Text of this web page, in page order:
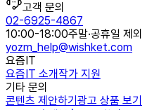
고객 문의
02-6925-4867
10:00-18:00주말·공휴일 제외
yozm_help@wishket.com
요즘IT
요즘IT 소개작가 지원
기타 문의
콘텐츠 제안하기 광고 상품 보기